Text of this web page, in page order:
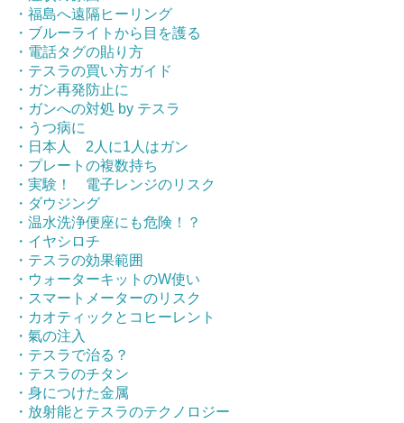
・福島へ遠隔ヒーリング
・ブルーライトから目を護る
・電話タグの貼り方
・テスラの買い方ガイド
・ガン再発防止に
・ガンへの対処 by テスラ
・うつ病に
・日本人 2人に1人はガン
・プレートの複数持ち
・実験！ 電子レンジのリスク
・ダウジング
・温水洗浄便座にも危険！？
・イヤシロチ
・テスラの効果範囲
・ウォーターキットのW使い
・スマートメーターのリスク
・カオティックとコヒーレント
・氣の注入
・テスラで治る？
・テスラのチタン
・身につけた金属
・放射能とテスラのテクノロジー